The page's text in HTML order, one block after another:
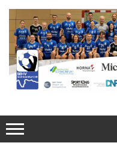
Inhalt
springen